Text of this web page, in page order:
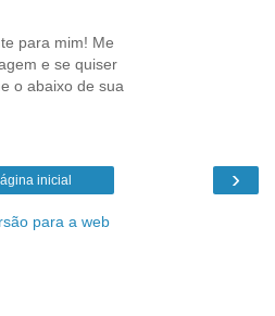
para mim! Me
e se quiser
o abaixo de sua
›
inicial
para a web